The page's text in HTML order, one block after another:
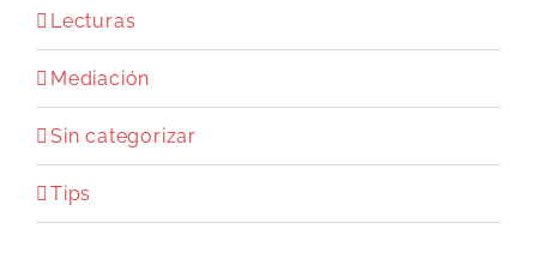
Lecturas
Mediación
Sin categorizar
Tips